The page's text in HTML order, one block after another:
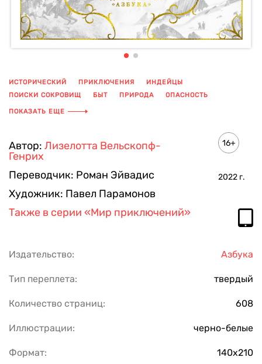
ИСТОРИЧЕСКИЙ ПРИКЛЮЧЕНИЯ
ИНДЕЙЦЫ
ПОИСКИ СОКРОВИЩ
БЫТ ПРИРОДА
ОПАСНОСТЬ
ДРЕВНИЕ ПЛЕМЕНА
ПОКАЗАТЬ ЕЩЕ
Автор: Лизелотта Вельскопф-
Генрих
Переводчик: Роман Эйвадис
Художник: Павел Парамонов
16+
2022 г.
Также в серии «Мир приключений»
Издательство: Азбука
Тип переплета: твердый
Количество страниц: 608
Иллюстрации: черно-белые
Формат: 140х210